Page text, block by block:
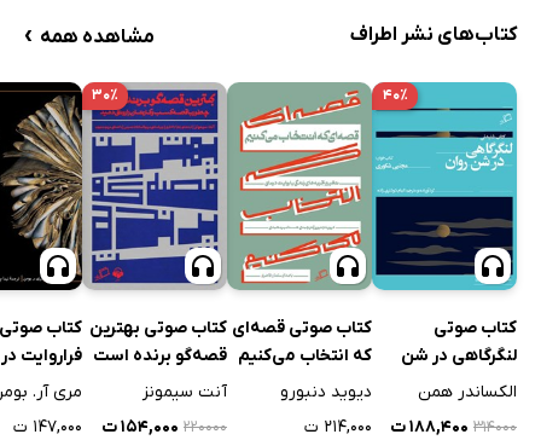
کتاب‌های نشر اطراف مشاهده همه ›
۴۰٪
کتاب صوتی
لنگرگاهی در شن
روان
الکساندر همن
۳۱۴۰۰۰ ۱۸۸,۴۰۰ ت
کتاب صوتی قصه‌ای
که انتخاب می‌کنیم
دیوید دنبورو
۲۱۴,۰۰۰ ت
۳۰٪
کتاب صوتی بهترین
قصه‌گو برنده است
آنت سیمونز
۲۲۰۰۰۰ ۱۵۴,۰۰۰ ت
کتاب صوتی
فراروایت
حلقه‌ها
مری آر.
۱۴۷,۰۰۰ ت